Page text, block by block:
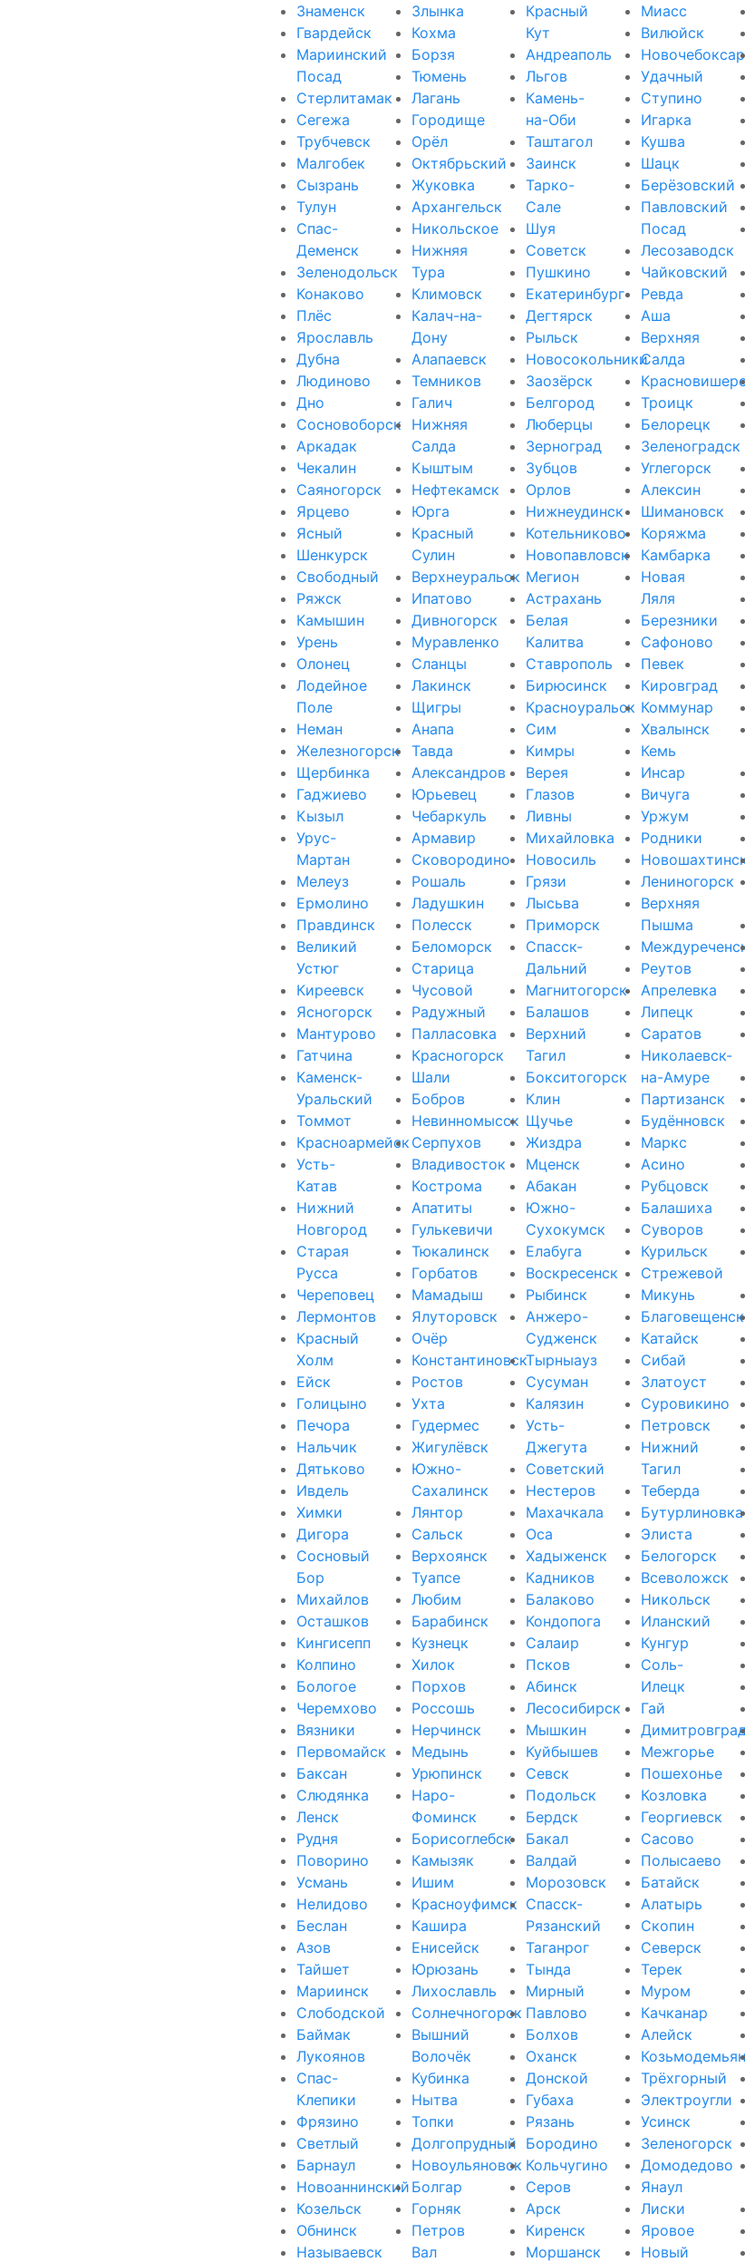
Знаменск
Гвардейск
Мариинский
Посад
Стерлитамак
Сегежа
Трубчевск
Малгобек
Сызрань
Тулун
Спас-
Деменск
Зеленодольск
Конаково
Плёс
Ярославль
Дубна
Людиново
Дно
Сосновоборск
Аркадак
Чекалин
Саяногорск
Ярцево
Ясный
Шенкурск
Свободный
Ряжск
Камышин
Урень
Олонец
Лодейное
Поле
Неман
Железногорск
Щербинка
Гаджиево
Кызыл
Урус-
Мартан
Мелеуз
Ермолино
Правдинск
Великий
Устюг
Киреевск
Ясногорск
Мантурово
Гатчина
Каменск-
Уральский
Томмот
Красноармейск
Усть-
Катав
Нижний
Новгород
Старая
Русса
Череповец
Лермонтов
Красный
Холм
Ейск
Голицыно
Печора
Нальчик
Дятьково
Ивдель
Химки
Дигора
Сосновый
Бор
Михайлов
Осташков
Кингисепп
Колпино
Бологое
Черемхово
Вязники
Первомайск
Баксан
Слюдянка
Ленск
Рудня
Поворино
Усмань
Нелидово
Беслан
Азов
Тайшет
Мариинск
Слободской
Баймак
Лукоянов
Спас-
Клепики
Фрязино
Светлый
Барнаул
Новоаннинский
Козельск
Обнинск
Называевск
Злынка
Кохма
Борзя
Тюмень
Лагань
Городище
Орёл
Октябрьский
Жуковка
Архангельск
Никольское
Нижняя
Тура
Климовск
Калач-на-
Дону
Алапаевск
Темников
Галич
Нижняя
Салда
Кыштым
Нефтекамск
Юрга
Красный
Сулин
Верхнеуральск
Ипатово
Дивногорск
Муравленко
Сланцы
Лакинск
Щигры
Анапа
Тавда
Александров
Юрьевец
Чебаркуль
Армавир
Сковородино
Рошаль
Ладушкин
Полесск
Беломорск
Старица
Чусовой
Радужный
Палласовка
Красногорск
Шали
Бобров
Невинномысск
Серпухов
Владивосток
Кострома
Апатиты
Гулькевичи
Тюкалинск
Горбатов
Мамадыш
Ялуторовск
Очёр
Константиновск
Ростов
Ухта
Гудермес
Жигулёвск
Южно-
Сахалинск
Лянтор
Сальск
Верхоянск
Туапсе
Любим
Барабинск
Кузнецк
Хилок
Порхов
Россошь
Нерчинск
Медынь
Урюпинск
Наро-
Фоминск
Борисоглебск
Камызяк
Ишим
Красноуфимск
Кашира
Енисейск
Юрюзань
Лихославль
Солнечногорск
Вышний
Волочёк
Кубинка
Нытва
Топки
Долгопрудный
Новоульяновск
Болгар
Горняк
Петров
Вал
Красный
Кут
Андреаполь
Льгов
Камень-
на-Оби
Таштагол
Заинск
Тарко-
Сале
Шуя
Советск
Пушкино
Екатеринбург
Дегтярск
Рыльск
Новосокольники
Заозёрск
Белгород
Люберцы
Зерноград
Зубцов
Орлов
Нижнеудинск
Котельниково
Новопавловск
Мегион
Астрахань
Белая
Калитва
Ставрополь
Бирюсинск
Красноуральск
Сим
Кимры
Верея
Глазов
Ливны
Михайловка
Новосиль
Грязи
Лысьва
Приморск
Спасск-
Дальний
Магнитогорск
Балашов
Верхний
Тагил
Бокситогорск
Клин
Щучье
Жиздра
Мценск
Абакан
Южно-
Сухокумск
Елабуга
Воскресенск
Рыбинск
Анжеро-
Судженск
Тырныауз
Сусуман
Калязин
Усть-
Джегута
Советский
Нестеров
Махачкала
Оса
Хадыженск
Кадников
Балаково
Кондопога
Салаир
Псков
Абинск
Лесосибирск
Мышкин
Куйбышев
Севск
Подольск
Бердск
Бакал
Валдай
Морозовск
Спасск-
Рязанский
Таганрог
Тында
Мирный
Павлово
Болхов
Оханск
Донской
Губаха
Рязань
Бородино
Кольчугино
Серов
Арск
Киренск
Моршанск
Миасс
Вилюйск
Удачный
Ступино
Игарка
Кушва
Шацк
Берёзовский
Павловский
Посад
Лесозаводск
Чайковский
Ревда
Аша
Верхняя
Салда
Троицк
Белорецк
Зеленоградск
Углегорск
Алексин
Шимановск
Коряжма
Камбарка
Новая
Ляля
Березники
Сафоново
Певек
Кировград
Коммунар
Хвалынск
Кемь
Инсар
Вичуга
Уржум
Родники
Лениногорск
Верхняя
Пышма
Реутов
Апрелевка
Липецк
Саратов
Николаевск-
на-Амуре
Партизанск
Будённовск
Маркс
Асино
Рубцовск
Балашиха
Суворов
Курильск
Стрежевой
Микунь
Благовещенск
Катайск
Сибай
Златоуст
Суровикино
Петровск
Нижний
Тагил
Теберда
Бутурлиновка
Элиста
Белогорск
Всеволожск
Никольск
Иланский
Кунгур
Соль-
Илецк
Гай
Димитровград
Межгорье
Пошехонье
Козловка
Георгиевск
Сасово
Полысаево
Батайск
Алатырь
Скопин
Северск
Терек
Муром
Качканар
Алейск
Трёхгорный
Электроугли
Усинск
Зеленогорск
Домодедово
Янаул
Лиски
Яровое
Новый